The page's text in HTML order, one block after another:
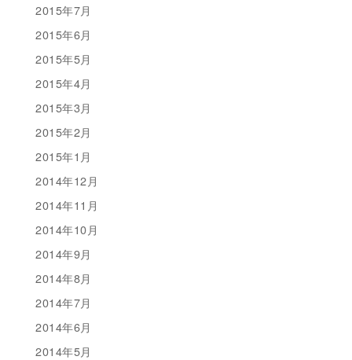
2015年7月
2015年6月
2015年5月
2015年4月
2015年3月
2015年2月
2015年1月
2014年12月
2014年11月
2014年10月
2014年9月
2014年8月
2014年7月
2014年6月
2014年5月